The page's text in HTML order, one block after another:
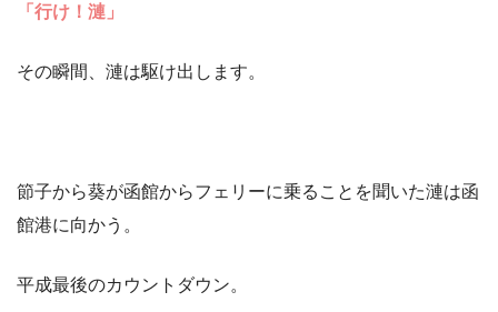
「行け！漣」
その瞬間、漣は駆け出します。
節子から葵が函館からフェリーに乗ることを聞いた漣は函
館港に向かう。
平成最後のカウントダウン。